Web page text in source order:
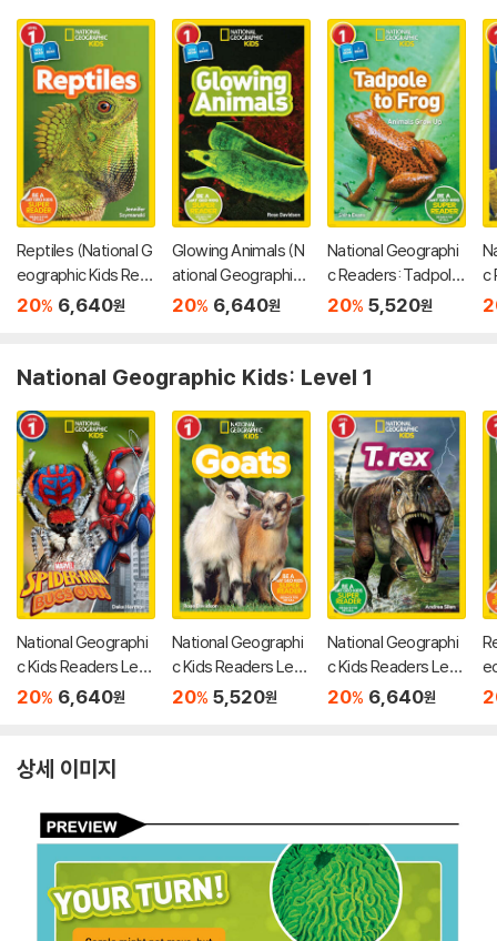
Reptiles (National G
eographic Kids Rea
ders, Level 1/Co-Re
20% 6,640원
Glowing Animals (N
ational Geographic
Kids Readers, Level
20% 6,640원
National Geographi
c Readers: Tadpole
to Frog (L1/Coreade
20% 5,520원
c
National Geographic Kids: Level 1
National Geographi
c Kids Readers Lev
el 1 : Marvel's Spider
20% 6,640원
National Geographi
c Kids Readers Lev
el 1 : Goats
20% 5,520원
National Geographi
c Kids Readers Lev
el 1 : T. rex
20% 6,640원
상세 이미지